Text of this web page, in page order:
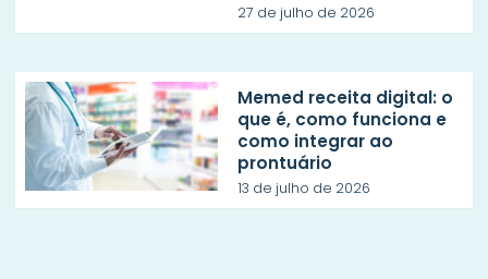
27 de julho de 2026
Memed receita digital: o
que é, como funciona e
como integrar ao
prontuário
13 de julho de 2026